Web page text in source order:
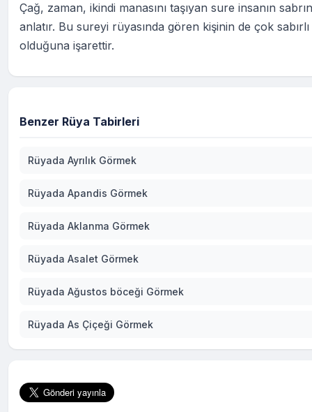
Çağ, zaman, ikindi manasını taşıyan sure insanın
anlatır. Bu sureyi rüyasında gören kişinin de çok sabırlı
olduğuna işarettir.
Benzer Rüya Tabirleri
Rüyada Ayrılık Görmek
Rüyada Apandis Görmek
Rüyada Aklanma Görmek
Rüyada Asalet Görmek
Rüyada Ağustos böceği Görmek
Rüyada As Çiçeği Görmek